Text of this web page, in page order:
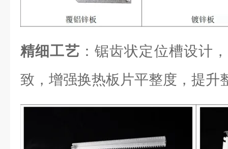
精细工艺 ：锯齿状定位槽设计
致，增强换热板片平整度，提升